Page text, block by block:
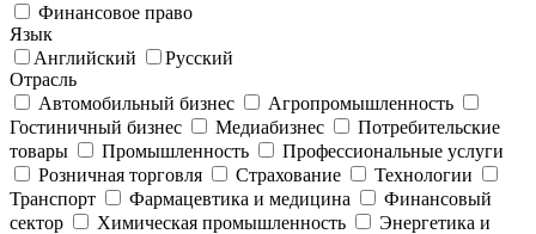
Финансовое право
Язык
Английский
Русский
Отрасль
Автомобильный бизнес
Агропромышленность
Гостиничный бизнес
Медиабизнес
Потребительские
товары
Промышленность
Профессиональные услуги
Розничная торговля
Страхование
Технологии
Транспорт
Фармацевтика и медицина
Финансовый
сектор
Химическая промышленность
Энергетика и